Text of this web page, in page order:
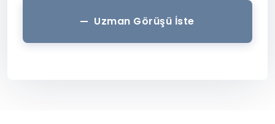
Uzman Görüşü İste